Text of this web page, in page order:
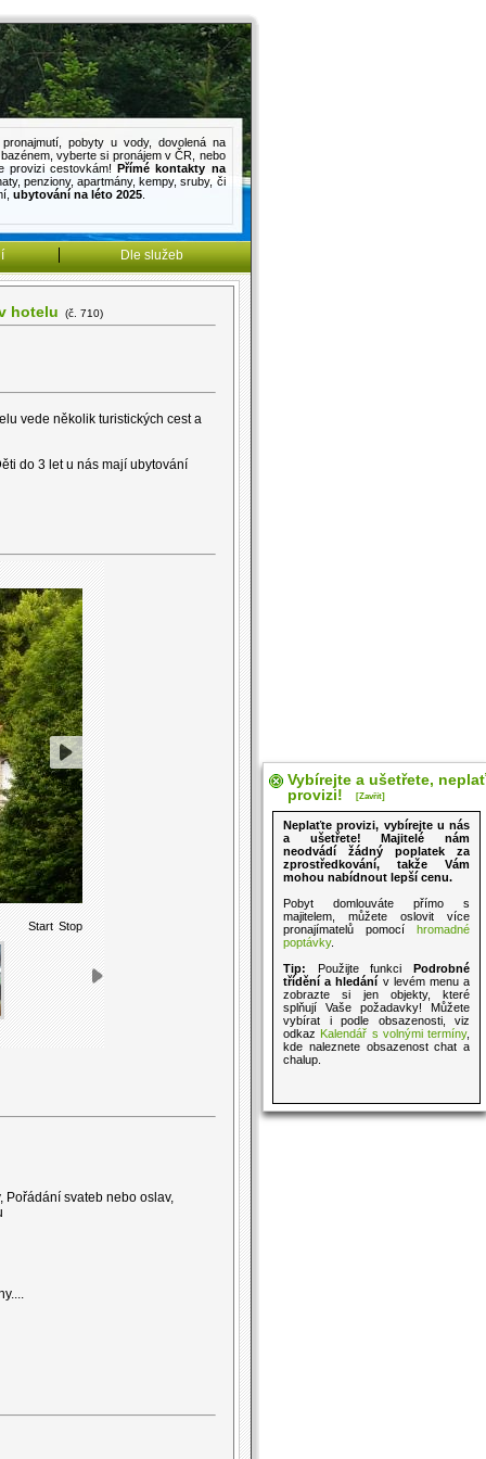
, pobyty u vody, dovolená na
, vyberte si pronájem v ČR, nebo
provizi cestovkám!Přímé kontakty na
, penziony,apartmány,kempy,sruby, či
, ubytování na léto 2025.
Dle služeb
hotelu (č. 710)
vede několik turistických cest a
do 3 let u nás mají ubytování
Start Stop
Pořádání svateb nebo oslav,
Vybírejte a ušetřete,
provizi!
[Zavřít]
Neplaťte provizi, vybírejte u nás
a ušetřete! Majitelé nám
neodvádí žádný poplatek za
zprostředkování, takže Vám
mohou nabídnout lepší cenu.
Pobyt domlouváte přímo s
majitelem, můžete oslovit více
pronajímatelů pomocí hromadné
poptávky.
Tip: Použijte funkci Podrobné
třídění a hledání v levém menu a
zobrazte si jen objekty, které
splňují Vaše požadavky! Můžete
vybírat i podle obsazenosti, viz
odkaz Kalendář s volnými termíny,
kde naleznete obsazenost chat a
chalup.